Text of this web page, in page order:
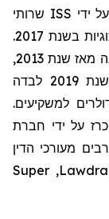
ידי ISS שרותי
תביעה ייצוגית, בגין מספר יישובי תביעות ייצוגיות בשנת 2017.
המשרד מדורג בין ארבעת הראשונים מדי שנה מאז שנת 2013,
והחזיר מאות מיליוני דולרים למשקיעים. בשנת 2019 לבדה
מעל 438 מיליון דולרים למשקיעים.
מעורכי הדין
,
Super